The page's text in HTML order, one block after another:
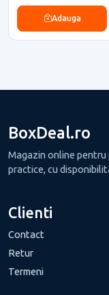
Adauga
BoxDeal.ro
Magazin online pentru
practice, cu
Clienti
Contact
Retur
Termeni